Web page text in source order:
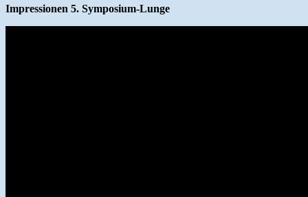
Impressionen 5. Symposium-Lunge